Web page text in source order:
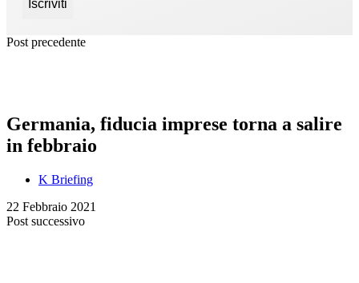
Post precedente
Germania, fiducia imprese torna a salire
in febbraio
K Briefing
22 Febbraio 2021
Post successivo